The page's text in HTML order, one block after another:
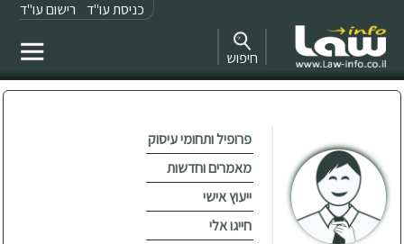
כניסת עו"ד רישום עו"ד
חיפוש
פרופיל ותחומי עיסוק
מאמרים וחדשות
ייעוץ אישי
חייגו אלי